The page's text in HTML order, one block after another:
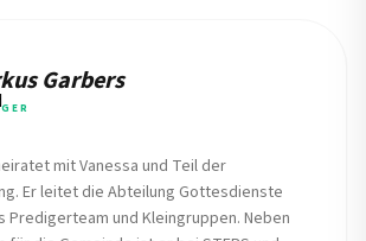
Garbers
mit Vanessa und Teil der
Er leitet die Abteilung Gottesdienste
Predigerteam und Kleingruppen. Neben